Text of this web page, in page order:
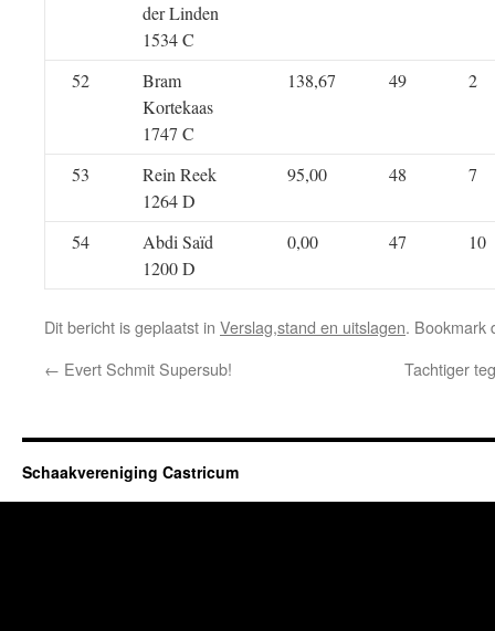
der Linden
1534 C
52
Bram
Kortekaas
1747 C
138,67 49 2
53
Rein Reek
1264 D
95,00 48 7
54
Abdi Saïd
1200 D
0,00 47 10
Dit bericht is geplaatst in Verslag,stand en uitslagen. Bookmark
← Evert Schmit Supersub! Tachtiger
Schaakvereniging Castricum